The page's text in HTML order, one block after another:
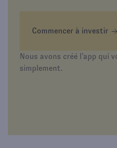
Épargnez
Envie d’investir dans l’or,
simplement d’épargner
Nous avons créé l’app qui
simplement.
Commencer à investir